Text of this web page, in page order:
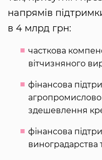
напрямів
в 4 млрд грн:
часткова
вітчизняного
фінансова
здешевлення
фінансова
виноградарства